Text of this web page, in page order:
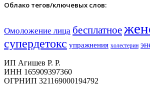
Облако тегов/ключевых слов:
Омоложение лица бесплатное
супердетокс упражнения холестерин
ИП Агишев Р. Р.
ИНН 165909397360
ОГРНИП 321169000194792